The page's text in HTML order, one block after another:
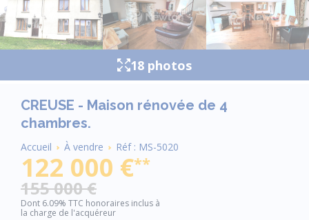
18 photos
CREUSE - Maison rénovée de 4
chambres.
Fil
d'Ariane
Accueil À vendre Réf : MS-5020
122 000 €**
155 000 €
Dont 6.09% TTC honoraires inclus à
la charge de l'acquéreur